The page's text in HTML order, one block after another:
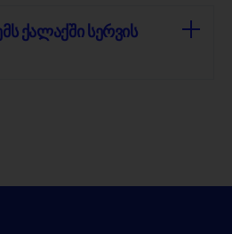
ქალაქში სერვის